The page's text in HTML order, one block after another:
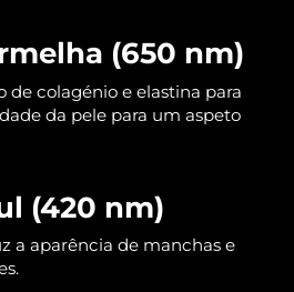
(650 nm)
de colagénio e elastina para
da pele para um aspeto
(420 nm)
a aparência de manchas e
Entrega prevista 12/8/26
Entrega prevista 12/8/26
Entrega prevista
Entrega prevista11/8/26